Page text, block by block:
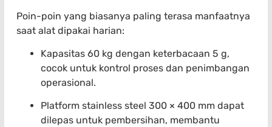
Poin-poin yang biasanya paling terasa manfaatnya
saat alat dipakai harian:
Kapasitas 60 kg dengan keterbacaan 5 g,
cocok untuk kontrol proses dan penimbangan
operasional.
Platform stainless steel 300 × 400 mm dapat
dilepas untuk pembersihan, membantu